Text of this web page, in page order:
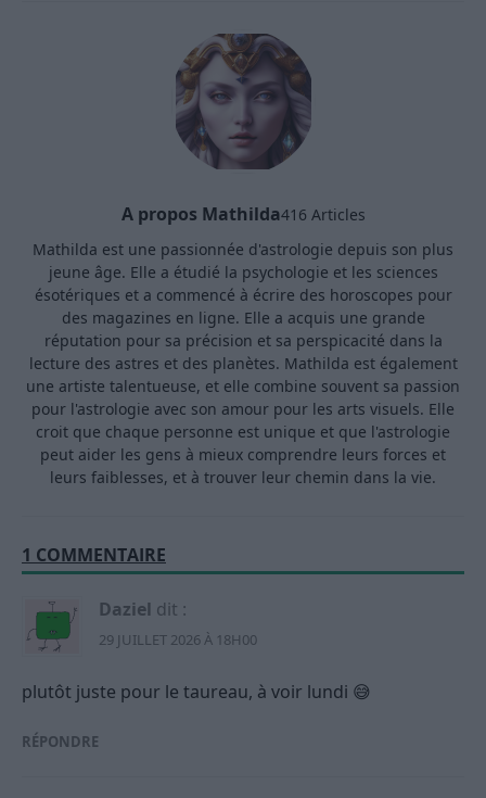
A propos Mathilda416 Articles
Mathilda est une passionnée d'astrologie depuis son plus
jeune âge. Elle a étudié la psychologie et les sciences
ésotériques et a commencé à écrire des horoscopes pour
des magazines en ligne. Elle a acquis une grande
réputation pour sa précision et sa perspicacité dans la
lecture des astres et des planètes. Mathilda est également
une artiste talentueuse, et elle combine souvent sa passion
pour l'astrologie avec son amour pour les arts visuels. Elle
croit que chaque personne est unique et que l'astrologie
peut aider les gens à mieux comprendre leurs forces et
leurs faiblesses, et à trouver leur chemin dans la vie.
1 COMMENTAIRE
Daziel dit :
29 JUILLET 2026 À 18H00
plutôt juste pour le taureau, à voir lundi 😅
RÉPONDRE